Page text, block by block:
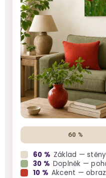
60 %
60 % Základ —
30 % Doplněk —
10 % Akcent —